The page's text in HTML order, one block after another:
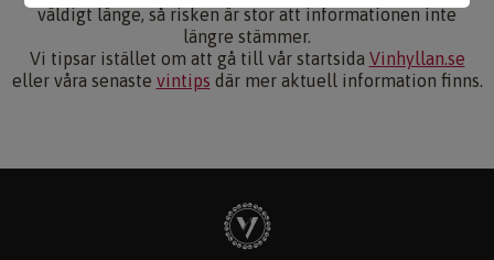
väldigt länge, så risken är stor att informationen inte
längre stämmer.
Vi tipsar istället om att gå till vår startsida Vinhyllan.se
eller våra senaste vintips där mer aktuell information finns.